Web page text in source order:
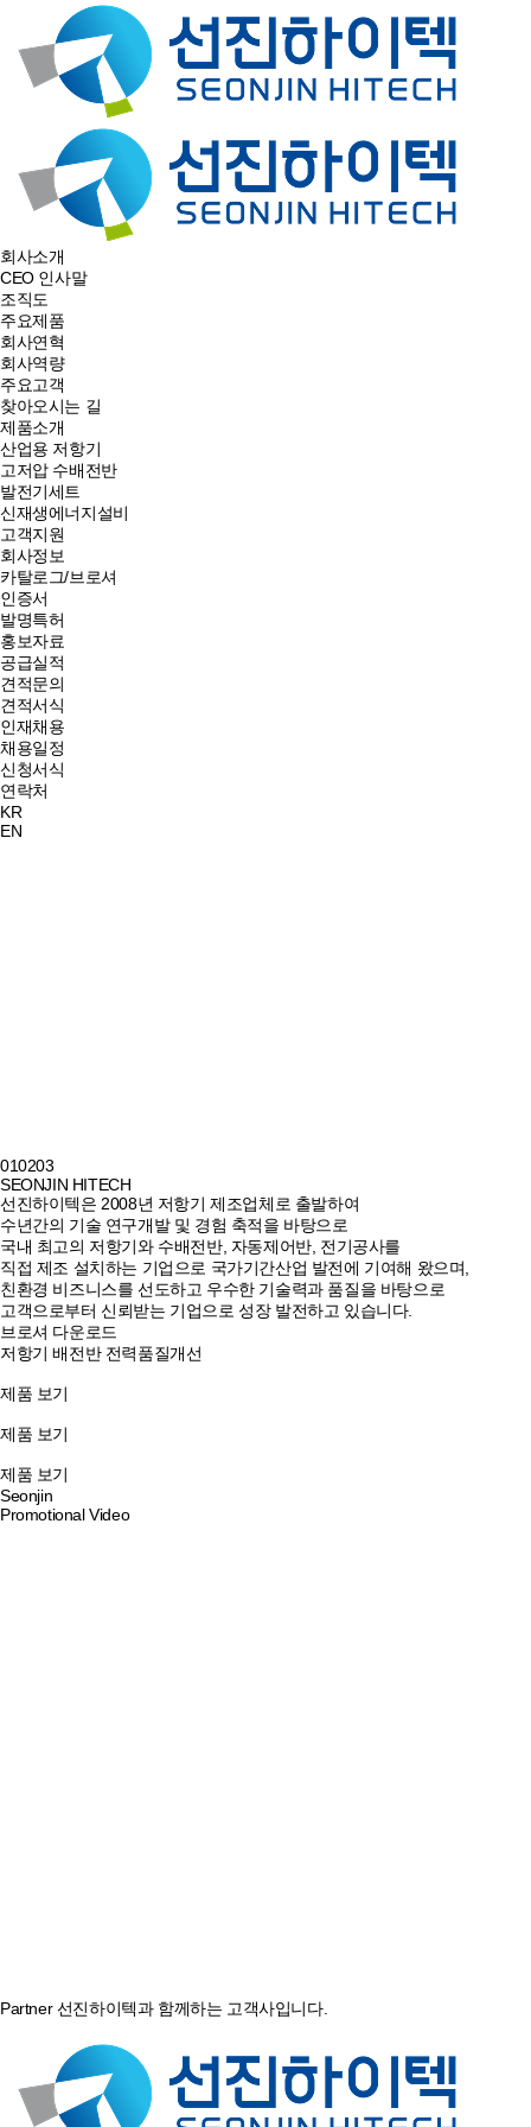
회사소개
CEO 인사말
조직도
주요제품
회사연혁
회사역량
주요고객
찾아오시는 길
제품소개
산업용 저항기
고저압 수배전반
발전기세트
신재생에너지설비
고객지원
회사정보
카탈로그/브로셔
인증서
발명특허
홍보자료
공급실적
견적문의
견적서식
인재채용
채용일정
신청서식
연락처
KR
EN
010203
SEONJIN HITECH
선진하이텍은 2008년 저항기 제조업체로 출발하여
수년간의 기술 연구개발 및 경험 축적을 바탕으로
국내 최고의 저항기와 수배전반, 자동제어반, 전기공사를
직접 제조 설치하는 기업으로 국가기간산업 발전에 기여해 왔으며,
친환경 비즈니스를 선도하고 우수한 기술력과 품질을 바탕으로
고객으로부터 신뢰받는 기업으로 성장 발전하고 있습니다.
브로셔 다운로드
저항기 배전반 전력품질개선
제품 보기
제품 보기
제품 보기
Seonjin
Promotional Video
Partner선진하이텍과 함께하는 고객사입니다.